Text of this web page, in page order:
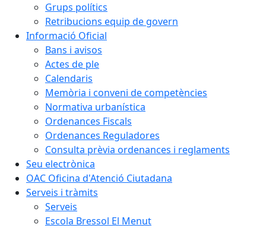
Grups polítics
Retribucions equip de govern
Informació Oficial
Bans i avisos
Actes de ple
Calendaris
Memòria i conveni de competències
Normativa urbanística
Ordenances Fiscals
Ordenances Reguladores
Consulta prèvia ordenances i reglaments
Seu electrònica
OAC Oficina d'Atenció Ciutadana
Serveis i tràmits
Serveis
Escola Bressol El Menut